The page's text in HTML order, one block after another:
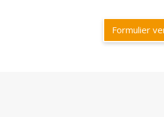
Formulier